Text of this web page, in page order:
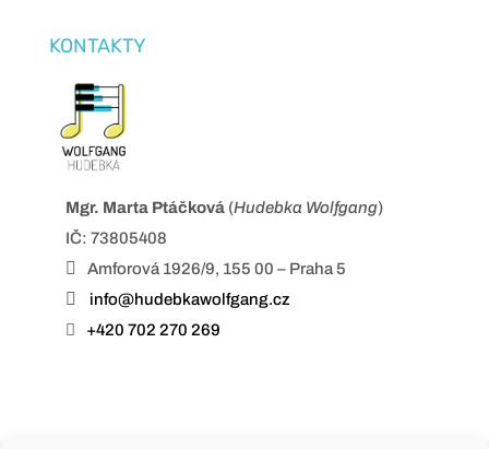
KONTAKTY
Mgr. Marta Ptáčková(Hudebka Wolfgang)
IČ: 73805408

Amforová 1926/9, 155 00 – Praha 5

info@hudebkawolfgang.cz
 +420 702 270 269